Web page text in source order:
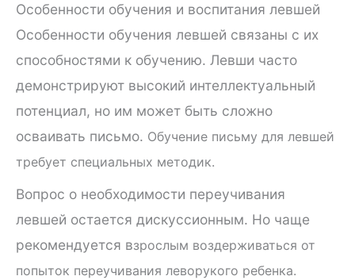
Особенности обучения и воспитания левшей
Особенности обучения левшей связаны с их
способностями к обучению. Левши часто
демонстрируют высокий интеллектуальный
потенциал, но им может быть сложно
осваивать письмо. Обучение письму для левшей
требует специальных методик.
Вопрос о необходимости переучивания
левшей остается дискуссионным. Но чаще
рекомендуется взрослым воздерживаться от
попыток переучивания леворукого ребенка.